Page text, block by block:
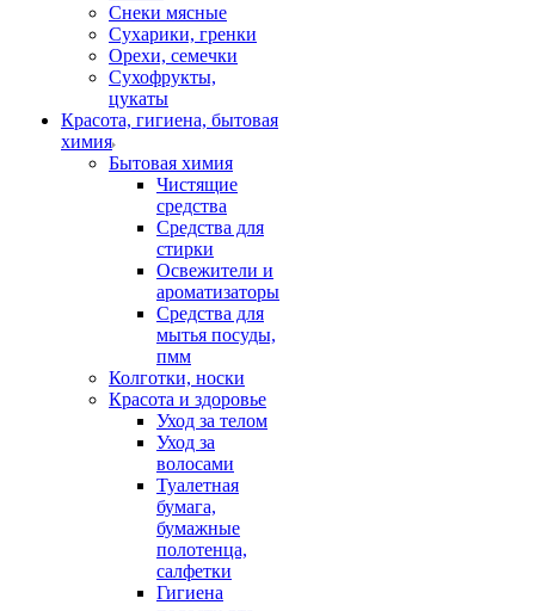
Снеки мясные
Сухарики, гренки
Орехи, семечки
Сухофрукты,
цукаты
Красота, гигиена, бытовая
химия
Бытовая химия
Чистящие
средства
Средства для
стирки
Освежители и
ароматизаторы
Средства для
мытья посуды,
пмм
Колготки, носки
Красота и здоровье
Уход за телом
Уход за
волосами
Туалетная
бумага,
бумажные
полотенца,
салфетки
Гигиена